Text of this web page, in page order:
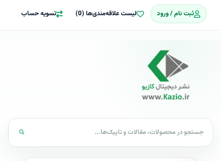
ثبت نام / ورود لیست علاقه‌مندی‌ها (0) تسویه حساب